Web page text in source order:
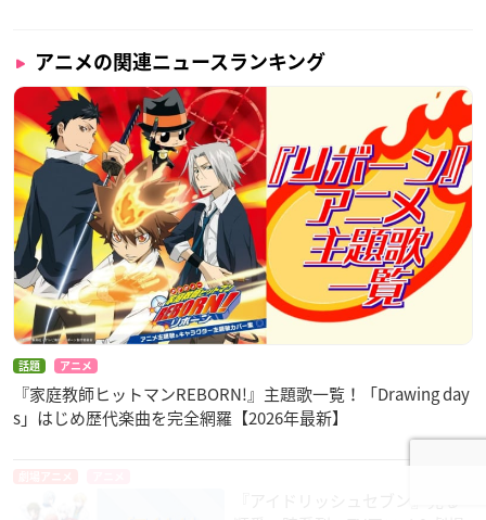
アニメの関連ニュースランキング
話題 アニメ
『家庭教師ヒットマンREBORN!』主題歌一覧！「Drawing day
s」はじめ歴代楽曲を完全網羅【2026年最新】